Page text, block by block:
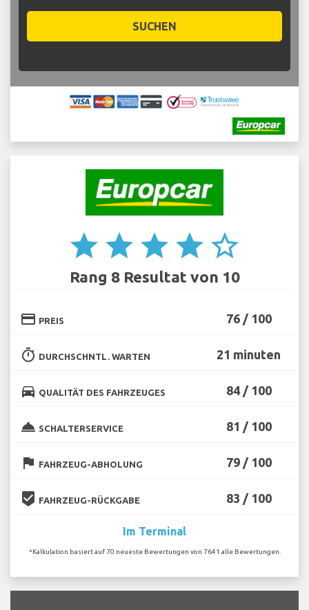
SUCHEN
star star star star star_border
Rang 8 Resultat von 10
credit_card PREIS 76 / 100
timer DURCHSCHNTL. WARTEN 21 minuten
directions_car QUALITÄT DES FAHRZEUGES 84 / 100
room_service SCHALTERSERVICE 81 / 100
flag FAHRZEUG-ABHOLUNG 79 / 100
beenhere FAHRZEUG-RÜCKGABE 83 / 100
Im Terminal
*Kalkulation basiert auf 70 neueste Bewertungen von 7641 alle Bewertungen.